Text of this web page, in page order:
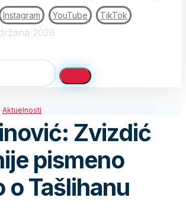
Instagram YouTube TikTok
2026
Aktuelnosti
Zvizdić
pismeno
o Tašlihanu